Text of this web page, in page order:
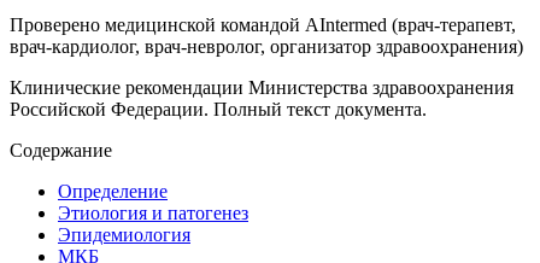
Проверено медицинской командой AIntermed (врач-терапевт,
врач-кардиолог, врач-невролог, организатор здравоохранения)
Клинические рекомендации Министерства здравоохранения
Российской Федерации. Полный текст документа.
Содержание
Определение
Этиология и патогенез
Эпидемиология
МКБ